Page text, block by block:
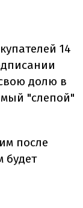
14
долю в
"слепой"
после
будет